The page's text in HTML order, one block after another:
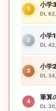
1
小学
DL
2
小学
DL
3
小学
DL
4
筆算
DL